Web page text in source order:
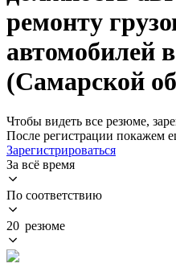
ремонту
автомобилей
(Самарской
Чтобы видеть все резюме,
После регистрации покажем
Зарегистрироваться
За всё время
По соответствию
20 резюме